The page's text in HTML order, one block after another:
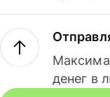
денег в